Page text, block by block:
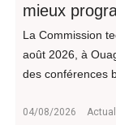
mieux
La Commission
août 2026, à
des conférences
04/08/2026